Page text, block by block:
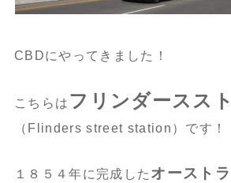
CBDにやってきました！
こちらは フリンダースス
（Flinders street station）です！
１８５４年に完成した オースト